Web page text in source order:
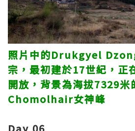
照片中的Drukgyel
宗，最初建於17世紀，正
開放，背景為海拔7329
Chomolhair女神峰
Day 06